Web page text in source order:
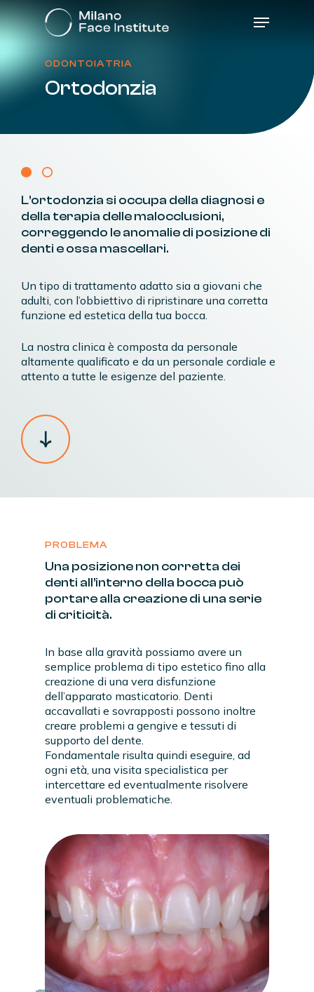
Skip
to
main
Menu
ODONTOIATRIA
Ortodonzia
L’ortodonzia si occupa della diagnosi e
della terapia dellemalocclusioni,
correggendo leanomaliedi posizionedi
denti eossa mascellari.
Un tipo di trattamento adatto sia a giovani che
adulti, con l’obbiettivo di ripristinare una corretta
funzione ed estetica della tua bocca.
La nostra clinica è composta da personale
altamente qualificato e da un personale cordiale e
attento a tutte le esigenze del paziente.
PROBLEMA
Una posizionenon corretta dei
denti all’interno della bocca può
portarealla creazionedi una serie
di criticità.
In base alla gravità possiamo avere un
semplice problema di tipo estetico fino alla
creazione di una vera disfunzione
dell’apparato masticatorio. Denti
accavallati e sovrapposti possono inoltre
creare problemi a gengive e tessuti di
supporto del dente.
Fondamentale risulta quindi eseguire, ad
ogni età, una visita specialistica per
intercettare ed eventualmente risolvere
eventuali problematiche.